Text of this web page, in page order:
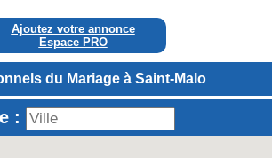
Ajoutez votre annonce
Espace PRO
du Mariage à Saint-Malo
: